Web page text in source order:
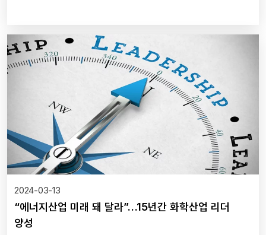
2024-03-13
“에너지산업 미래 돼 달라”…15년간 화학산업 리더
양성